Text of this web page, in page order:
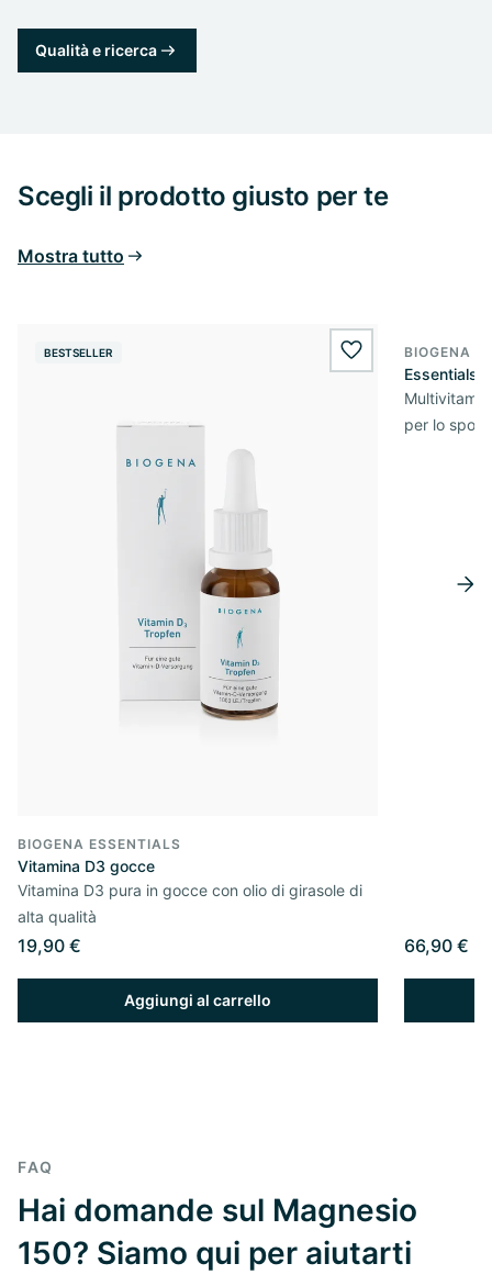
Qualità e ricerca
Scegli il prodotto giusto per te
Mostra tutto
BESTSELLER wishlist.add
BIOGENA ESSENTIALS
Vitamina D3 gocce
Vitamina D3 pura in gocce con olio di girasole di
alta qualità
19,90 €
Aggiungi al carrello
BIOGENA
Essentials
per lo sport
66,90 €
FAQ
Hai domande sul Magnesio
150? Siamo qui per aiutarti